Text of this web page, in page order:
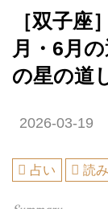
［双子座
月・6月
の星の道
2026-03-19
占い 読